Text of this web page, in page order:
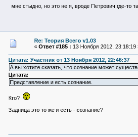
мне стыдно, но это не я, вроде Петрович где-то
Re: Теория Всего v1.03
« Ответ #185 : 13 Ноября 2012, 23:18:19
Цитата: Участник от 13 Ноября 2012, 22:46:37
А вы хотите сказать, что сознание может
Цитата:
Представление и есть сознание.
Кто?
Задница это то же и есть - сознание?